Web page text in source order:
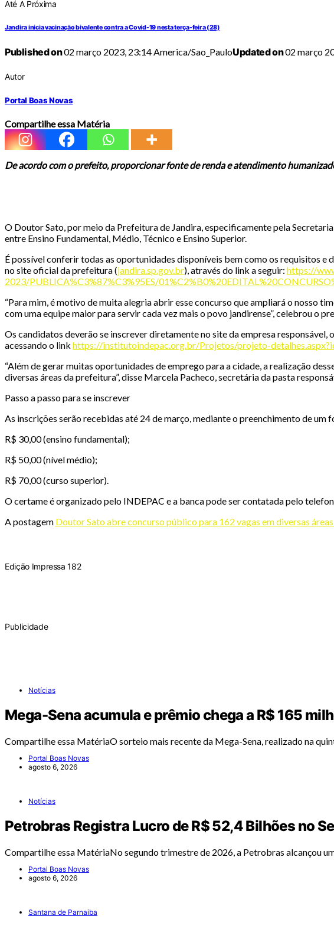
Até A Próxima
Jandira inicia vacinação bivalente contra a Covid-19 nesta terça-feira (28)
Published on02 março 2023, 23:14 America/Sao_PauloUpdated on02 março
Autor
Portal Boas Novas
Compartilhe essa Matéria
De acordo com o prefeito, proporcionar fonte de renda e atendimento
O Doutor Sato, por meio da Prefeitura de Jandira, especificamente pela
entre Ensino Fundamental, Médio, Técnico e Ensino Superior.
É possível conferir todas as oportunidades disponíveis bem como os requisitos
no site oficial da prefeitura (jandira.sp.gov.br), através do link a seguir: https://
2023/PUBLICA%C3%87%C3%95ES/
“Para mim, é motivo de muita alegria abrir esse concurso que ampliará o nosso
com uma equipe maior para servir cada vez mais o povo jandirense”, celebrou o
Os candidatos deverão se inscrever diretamente no site da empresa
acessando o link https://institutoindepac.org.br/Projetos/projeto-
“Além de gerar muitas oportunidades de emprego para a cidade, a realização
diversas áreas da prefeitura”, disse Marcela Pacheco, secretária da pasta
Passo a passo para se inscrever
As inscrições serão recebidas até 24 de março, mediante o preenchimento de
R$ 30,00 (ensino fundamental);
R$ 50,00 (nível médio);
R$ 70,00 (curso superior).
O certame é organizado pelo INDEPAC e a banca pode ser contatada pelo
A postagem Doutor Sato abre concurso público para 162 vagas em diversas
Edição Impressa 182
Publicidade
Notícias
Mega-Sena acumula e prêmio chega a R$ 165
Compartilhe essa MatériaO sorteio mais recente da Mega-Sena, realizado na
Portal Boas Novas
agosto 6, 2026
Notícias
Petrobras Registra Lucro de R$ 52,4 Bilhões no
Compartilhe essa MatériaNo segundo trimestre de 2026, a Petrobras alcançou
Portal Boas Novas
agosto 6, 2026
Santana de Parnaiba